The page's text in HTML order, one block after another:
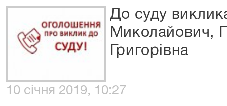
До суду
Миколайович,
Григорівна
10 січня 2019, 10:27